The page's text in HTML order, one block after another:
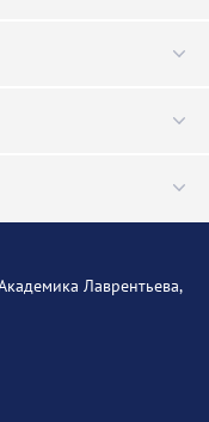
Лаврентьева,